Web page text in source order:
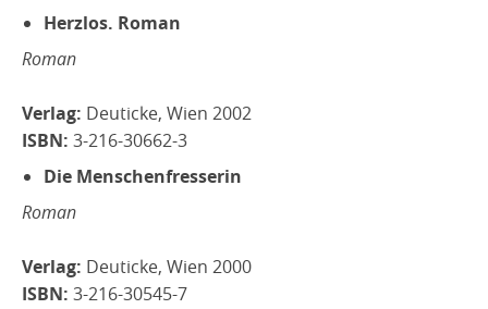
Herzlos. Roman
Roman
Verlag: Deuticke, Wien 2002
ISBN: 3-216-30662-3
Die Menschenfresserin
Roman
Verlag: Deuticke, Wien 2000
ISBN: 3-216-30545-7